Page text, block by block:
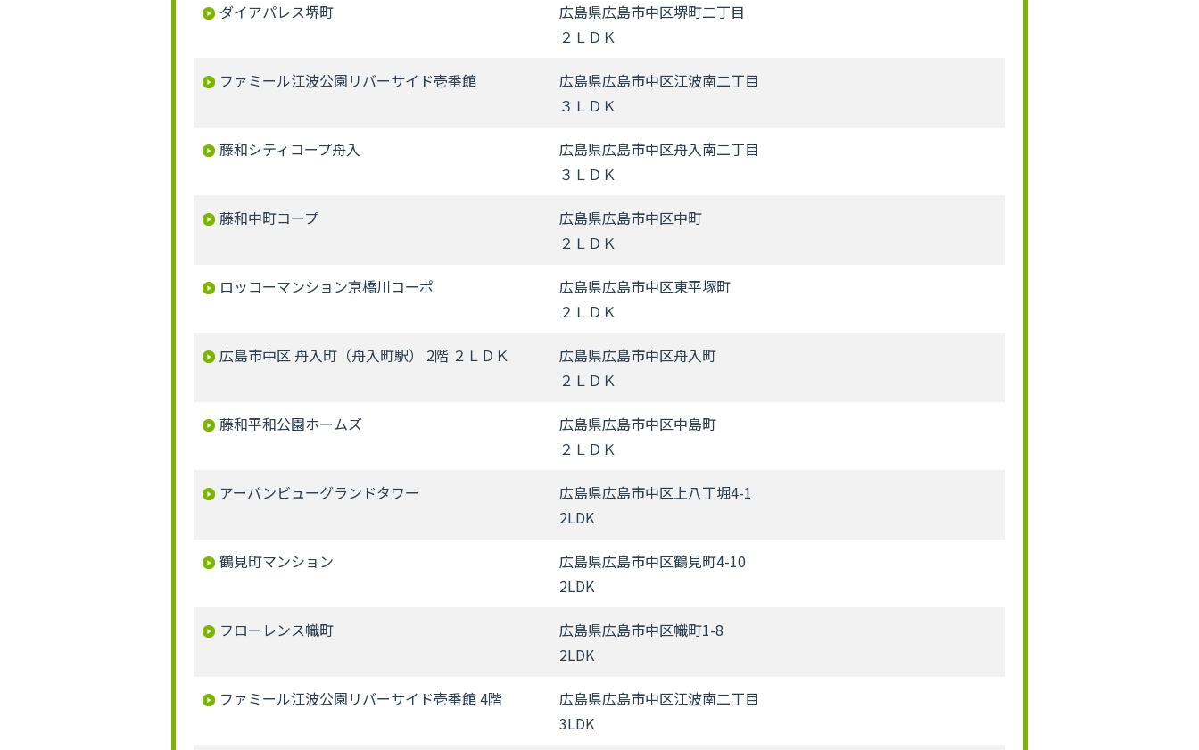
ダイアパレス堺町
広島県広島市中区堺町二丁目
２ＬＤＫ
ファミール江波公園リバーサイド壱番館
広島県広島市中区江波南二丁目
３ＬＤＫ
藤和シティコープ舟入
広島県広島市中区舟入南二丁目
３ＬＤＫ
藤和中町コープ
広島県広島市中区中町
２ＬＤＫ
ロッコーマンション京橋川コーポ
広島県広島市中区東平塚町
２ＬＤＫ
広島市中区 舟入町（舟入町駅） 2階 ２ＬＤＫ
広島県広島市中区舟入町
２ＬＤＫ
藤和平和公園ホームズ
広島県広島市中区中島町
２ＬＤＫ
アーバンビューグランドタワー
広島県広島市中区上八丁堀4-1
2LDK
鶴見町マンション
広島県広島市中区鶴見町4-10
2LDK
フローレンス幟町
広島県広島市中区幟町1-8
2LDK
ファミール江波公園リバーサイド壱番館 4階
広島県広島市中区江波南二丁目
3LDK